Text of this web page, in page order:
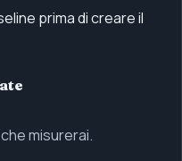
prima di creare il
misurerai.